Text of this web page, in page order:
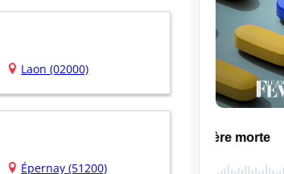
Laon (02000)
Épernay (51200)